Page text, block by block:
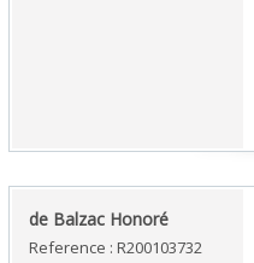
‎de Balzac Honoré‎
Reference : R200103732